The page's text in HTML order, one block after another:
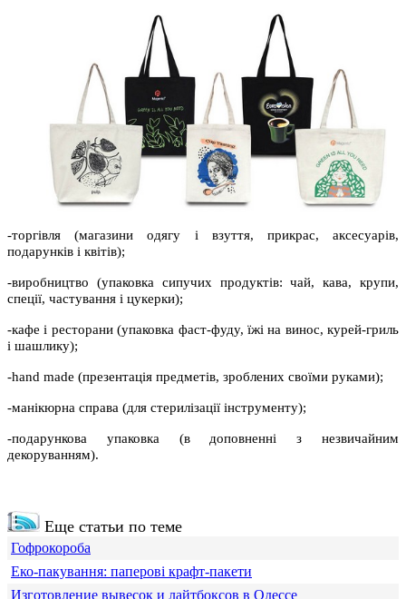
-торгівля (магазини одягу і взуття, прикрас, аксесуарів,
подарунків і квітів);
-виробництво (упаковка сипучих продуктів: чай, кава, крупи,
спеції, частування і цукерки);
-кафе і ресторани (упаковка фаст-фуду, їжі на винос, курей-гриль
і шашлику);
-hand made (презентація предметів, зроблених своїми руками);
-манікюрна справа (для стерилізації інструменту);
-подарункова упаковка (в доповненні з незвичайним
декоруванням).
Еще статьи по теме
Гофрокороба
Еко-пакування: паперові крафт-пакети
Изготовление вывесок и лайтбоксов в Одессе